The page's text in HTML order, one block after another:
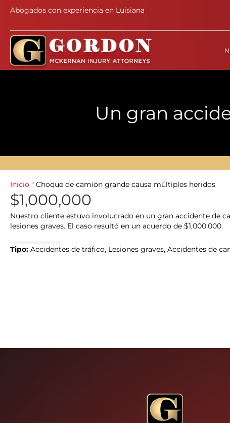
Abogados con experiencia en Luisiana
Un gran
Inicio " Choque de camión grande causa múltiples heridos
$1,000,000
Nuestro cliente estuvo involucrado en un gran accidente de
lesiones graves. El caso resultó en un acuerdo de $1,000,000.
Tipo: Accidentes de tráfico, Lesiones graves, Accidentes de